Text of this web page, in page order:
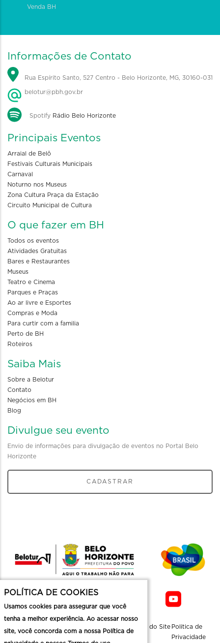
Venda BH
Informações de Contato
Rua Espírito Santo, 527 Centro - Belo Horizonte, MG, 30160-031
belotur@pbh.gov.br
Spotify Rádio Belo Horizonte
Principais Eventos
Arraial de Belô
Festivais Culturais Municipais
Carnaval
Noturno nos Museus
Zona Cultura Praça da Estação
Circuito Municipal de Cultura
O que fazer em BH
Todos os eventos
Atividades Gratuitas
Bares e Restaurantes
Museus
Teatro e Cinema
Parques e Praças
Ao ar livre e Esportes
Compras e Moda
Para curtir com a familia
Perto de BH
Roteiros
Saiba Mais
Sobre a Belotur
Contato
Negócios em BH
Blog
Divulgue seu evento
Envio de informações para divulgação de eventos no Portal Belo
Horizonte
CADASTRAR
Mapa do Site Politica de
Privacidade
POLÍTICA DE COOKIES
Usamos cookies para assegurar que você
tenha a melhor experiência. Ao acessar nosso
site, você concorda com a nossa Política de